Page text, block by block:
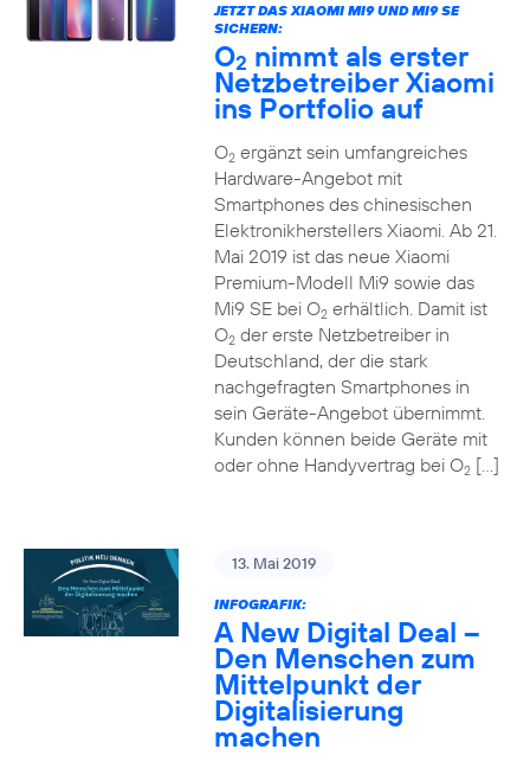
JETZT DAS XIAOMI MI9 UND MI9 SE
SICHERN:
O2 nimmt als erster
Netzbetreiber Xiaomi
ins Portfolio auf
O2ergänzt sein umfangreiches
Hardware-Angebot mit
Smartphones des chinesischen
Elektronikherstellers Xiaomi. Ab 21.
Mai 2019 ist das neue Xiaomi
Premium-Modell Mi9 sowie das
Mi9 SE bei O2erhältlich. Damit ist
O2der erste Netzbetreiber in
Deutschland, der die stark
nachgefragten Smartphones in
sein Geräte-Angebot übernimmt.
Kunden können beide Geräte mit
oder ohne Handyvertrag bei O2[…]
13. Mai 2019
INFOGRAFIK:
A New Digital Deal –
Den Menschen zum
Mittelpunkt der
Digitalisierung
machen